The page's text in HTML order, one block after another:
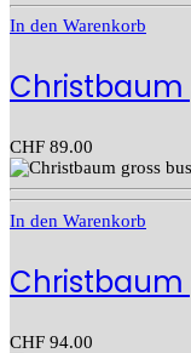
In den Warenkorb
CHF 89.00
In den Warenkorb
Christbaum
CHF 94.00